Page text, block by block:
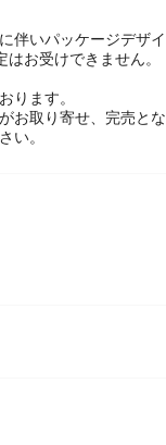
伴いパッケージデザ
はお受けできません。
ります。
お取り寄せ、完売と